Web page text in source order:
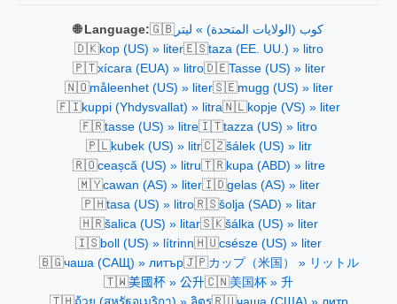
🌐 Language:🇬🇧كوب (الولايات المتحدة) » ليتر
🇩🇰kop (US) » liter🇪🇸taza (EE. UU.) » litro
🇵🇹xícara (EUA) » litro🇩🇪Tasse (US) » liter
🇳🇴måleenhet (US) » liter🇸🇪mugg (US) » liter
🇫🇮kuppi (Yhdysvallat) » litra🇳🇱kopje (VS) » liter
🇫🇷tasse (US) » litre🇮🇹tazza (US) » litro
🇵🇱kubek (US) » litr🇨🇿šálek (US) » litr
🇷🇴ceașcă (US) » litru🇹🇷kupa (ABD) » litre
🇲🇾cawan (AS) » liter🇮🇩gelas (AS) » liter
🇵🇭tasa (US) » litro🇷🇸šolja (SAD) » litar
🇭🇷šalica (US) » litar🇸🇰šálka (US) » liter
🇮🇸boll (US) » lítrinn🇭🇺csésze (US) » liter
🇧🇬чаша (САЩ) » литър🇯🇵カップ（米国） » リットル
🇹🇼美國杯 » 公升🇨🇳美国杯 » 升